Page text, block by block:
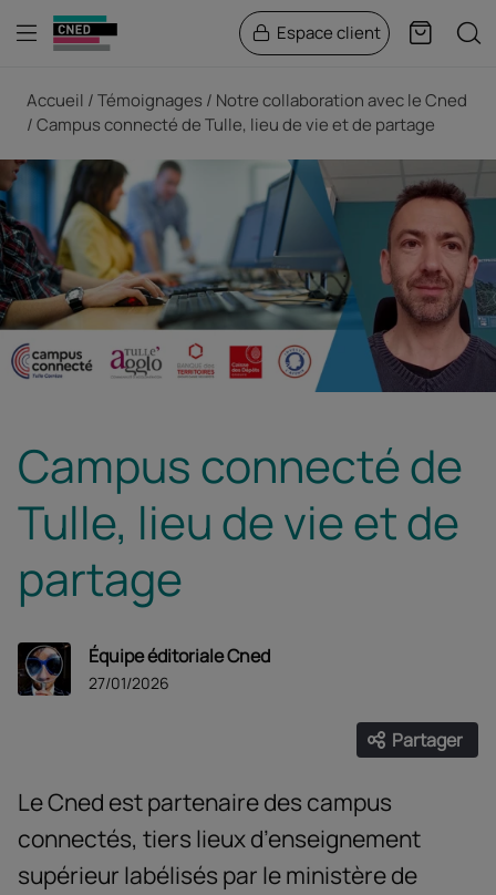
Menu Espace client Panier
Accueil Témoignages
Notre collaboration avec le Cned
Campus connecté de Tulle, lieu de vie et de partage
Campus connecté de
Tulle, lieu de vie et de
partage
Équipe éditoriale Cned
27/01/2026
Partager
Ouvrir
Le Cned est partenaire des campus
connectés, tiers lieux d’enseignement
supérieur labélisés par le ministère de